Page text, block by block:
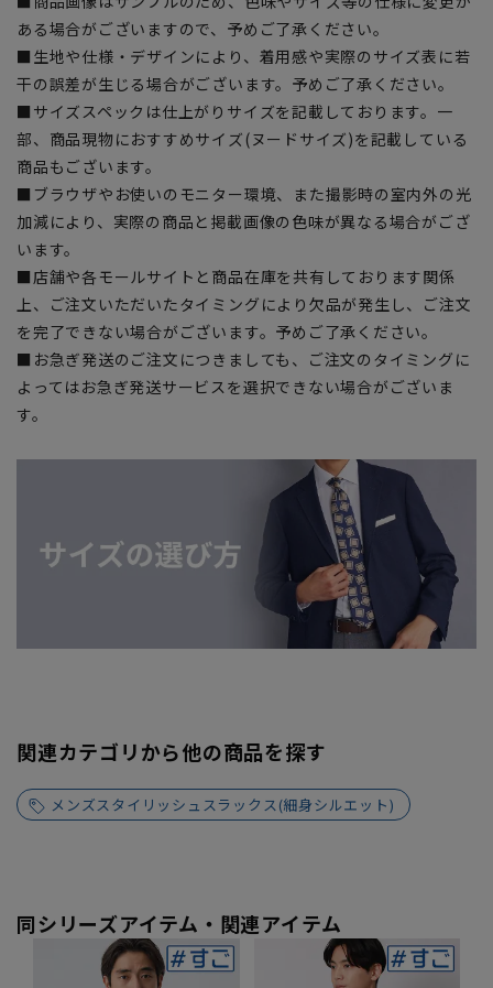
ある場合がございますので、予めご了承ください。
■生地や仕様・デザインにより、着用感や実際のサイズ表に若
干の誤差が生じる場合がございます。予めご了承ください。
■サイズスペックは仕上がりサイズを記載しております。一
部、商品現物におすすめサイズ(ヌードサイズ)を記載している
商品もございます。
■ブラウザやお使いのモニター環境、また撮影時の室内外の光
加減により、実際の商品と掲載画像の色味が異なる場合がござ
います。
■店舗や各モールサイトと商品在庫を共有しております関係
上、ご注文いただいたタイミングにより欠品が発生し、ご注文
を完了できない場合がございます。予めご了承ください。
■お急ぎ発送のご注文につきましても、ご注文のタイミングに
よってはお急ぎ発送サービスを選択できない場合がございま
す。
関連カテゴリから他の商品を探す
メンズスタイリッシュスラックス(細身シルエット)
同シリーズアイテム・関連アイテム